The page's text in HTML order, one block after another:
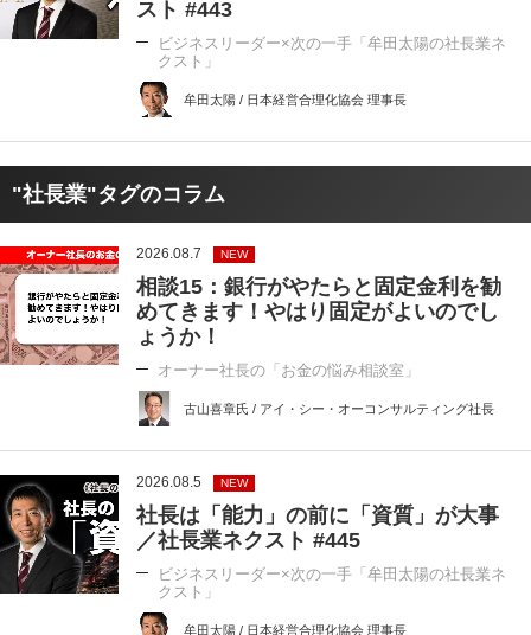
スト #443
ビジネスリーダー×次の一手「牟田太陽の社長業ネ
クスト」
牟田太陽 / 日本経営合理化協会 理事長
"社長業"タグのコラム
2026.08.7 NEW
相談15：銀行がやたらと固定金利を勧
めてきます！やはり固定がよいのでし
ょうか！
オーナー社長の「お金の悩み相談室」
古山喜章氏 / アイ・シー・オーコンサルティング社長
2026.08.5 NEW
社長は「能力」の前に「資質」が大事
／社長業ネクスト #445
ビジネスリーダー×次の一手「牟田太陽の社長業ネ
クスト」
牟田太陽 / 日本経営合理化協会 理事長